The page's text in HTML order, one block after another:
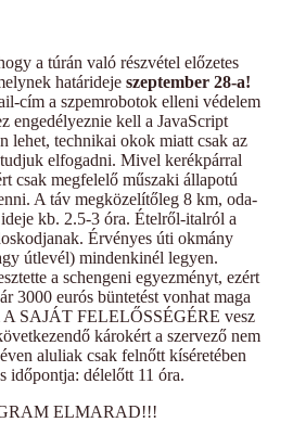
a túrán való részvétel előzetes
határideje szeptember 28-a!
cím a szpemrobotok elleni védelem
engedélyeznie kell a JavaScript
lehet, technikai okok miatt csak az
elfogadni. Mivel kerékpárral
csak megfelelő műszaki állapotú
A táv megközelítőleg 8 km, oda-
kb. 2.5-3 óra. Ételről-italról a
Érvényes úti okmány
útlevél) mindenkinél legyen.
a schengeni egyezményt, ezért
3000 eurós büntetést vonhat maga
A SAJÁT FELELŐSSÉGÉRE vesz
károkért a szervező nem
aluliak csak felnőtt kíséretében
időpontja: délelőtt 11 óra.
ELMARAD!!!